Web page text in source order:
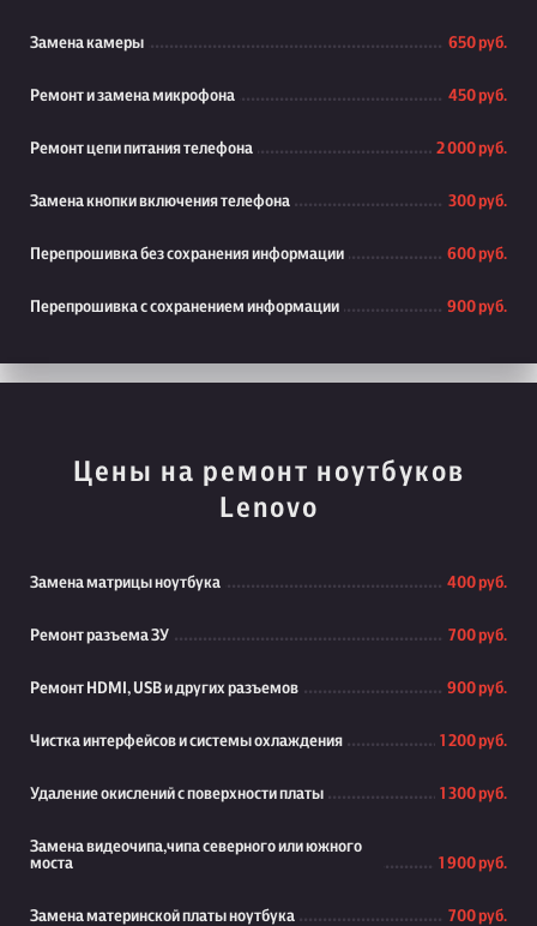
Замена камеры 650 руб.
Ремонт и замена микрофона 450 руб.
Ремонт цепи питания телефона 2 000 руб.
Замена кнопки включения телефона 300 руб.
Перепрошивка без сохранения информации 600 руб.
Перепрошивка с сохранением информации 900 руб.
Цены на ремонт ноутбуков
Lenovo
Замена матрицы ноутбука 400 руб.
Ремонт разъема ЗУ 700 руб.
Ремонт HDMI, USB и других разъемов 900 руб.
Чистка интерфейсов и системы охлаждения 1 200 руб.
Удаление окислений с поверхности платы 1 300 руб.
Замена видеочипа,чипа северного или южного
моста
1 900 руб.
Замена материнской платы ноутбука 700 руб.